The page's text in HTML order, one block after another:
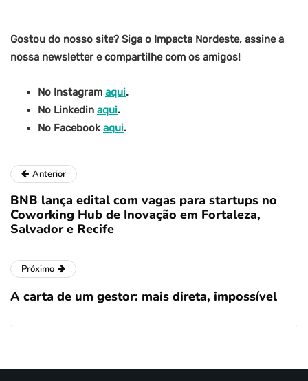
Gostou do nosso site? Siga o Impacta Nordeste, assine a
nossa newsletter e compartilhe com os amigos!
No Instagram aqui.
No Linkedin aqui.
No Facebook aqui.
Anterior
BNB lança edital com vagas para startups no
Coworking Hub de Inovação em Fortaleza,
Salvador e Recife
Próximo
A carta de um gestor: mais direta, impossível